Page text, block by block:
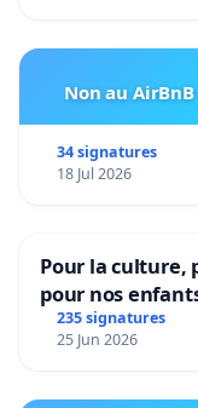
Non au
34 signatures
18 Jul 2026
Pour la culture,
pour nos
235 signatures
25 Jun 2026